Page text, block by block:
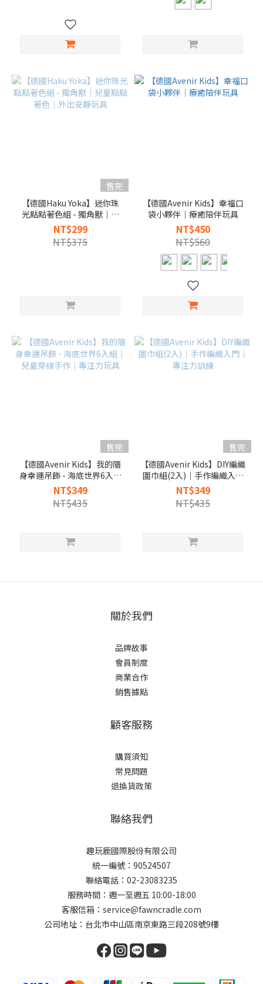
售完
【德國Haku Yoka】迷你珠
光點點著色組 - 獨角獸｜兒
童點點著色｜外出安靜玩具
NT$299
NT$375
【德國Avenir Kids】幸福口
袋小夥伴｜療癒陪伴玩具
NT$450
NT$560
售完
【德國Avenir Kids】我的隨
身幸運吊飾 - 海底世界6入組
｜兒童穿線手作｜專注力玩
具
NT$349
NT$435
售完
【德國Avenir Kids】DIY編織
圍巾組(2入)｜手作編織入門
｜專注力訓練
NT$349
NT$435
關於我們
品牌故事
會員制度
商業合作
銷售據點
顧客服務
購買須知
常見問題
退換貨政策
聯絡我們
趣玩鹿國際股份有限公司
統一編號：90524507
聯絡電話：02-23083235
服務時間：週一至週五 10:00-18:00
客服信箱：service@fawncradle.com
公司地址：台北市中山區南京東路三段208號9樓